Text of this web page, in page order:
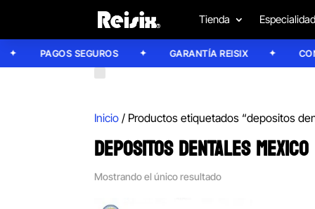
Tienda
PAGOS SEGUROS GARANTÍA REISIX
Inicio / Productos etiquetados “depositos
DEPOSITOS DENTALES MEXICO
Mostrando el único resultado